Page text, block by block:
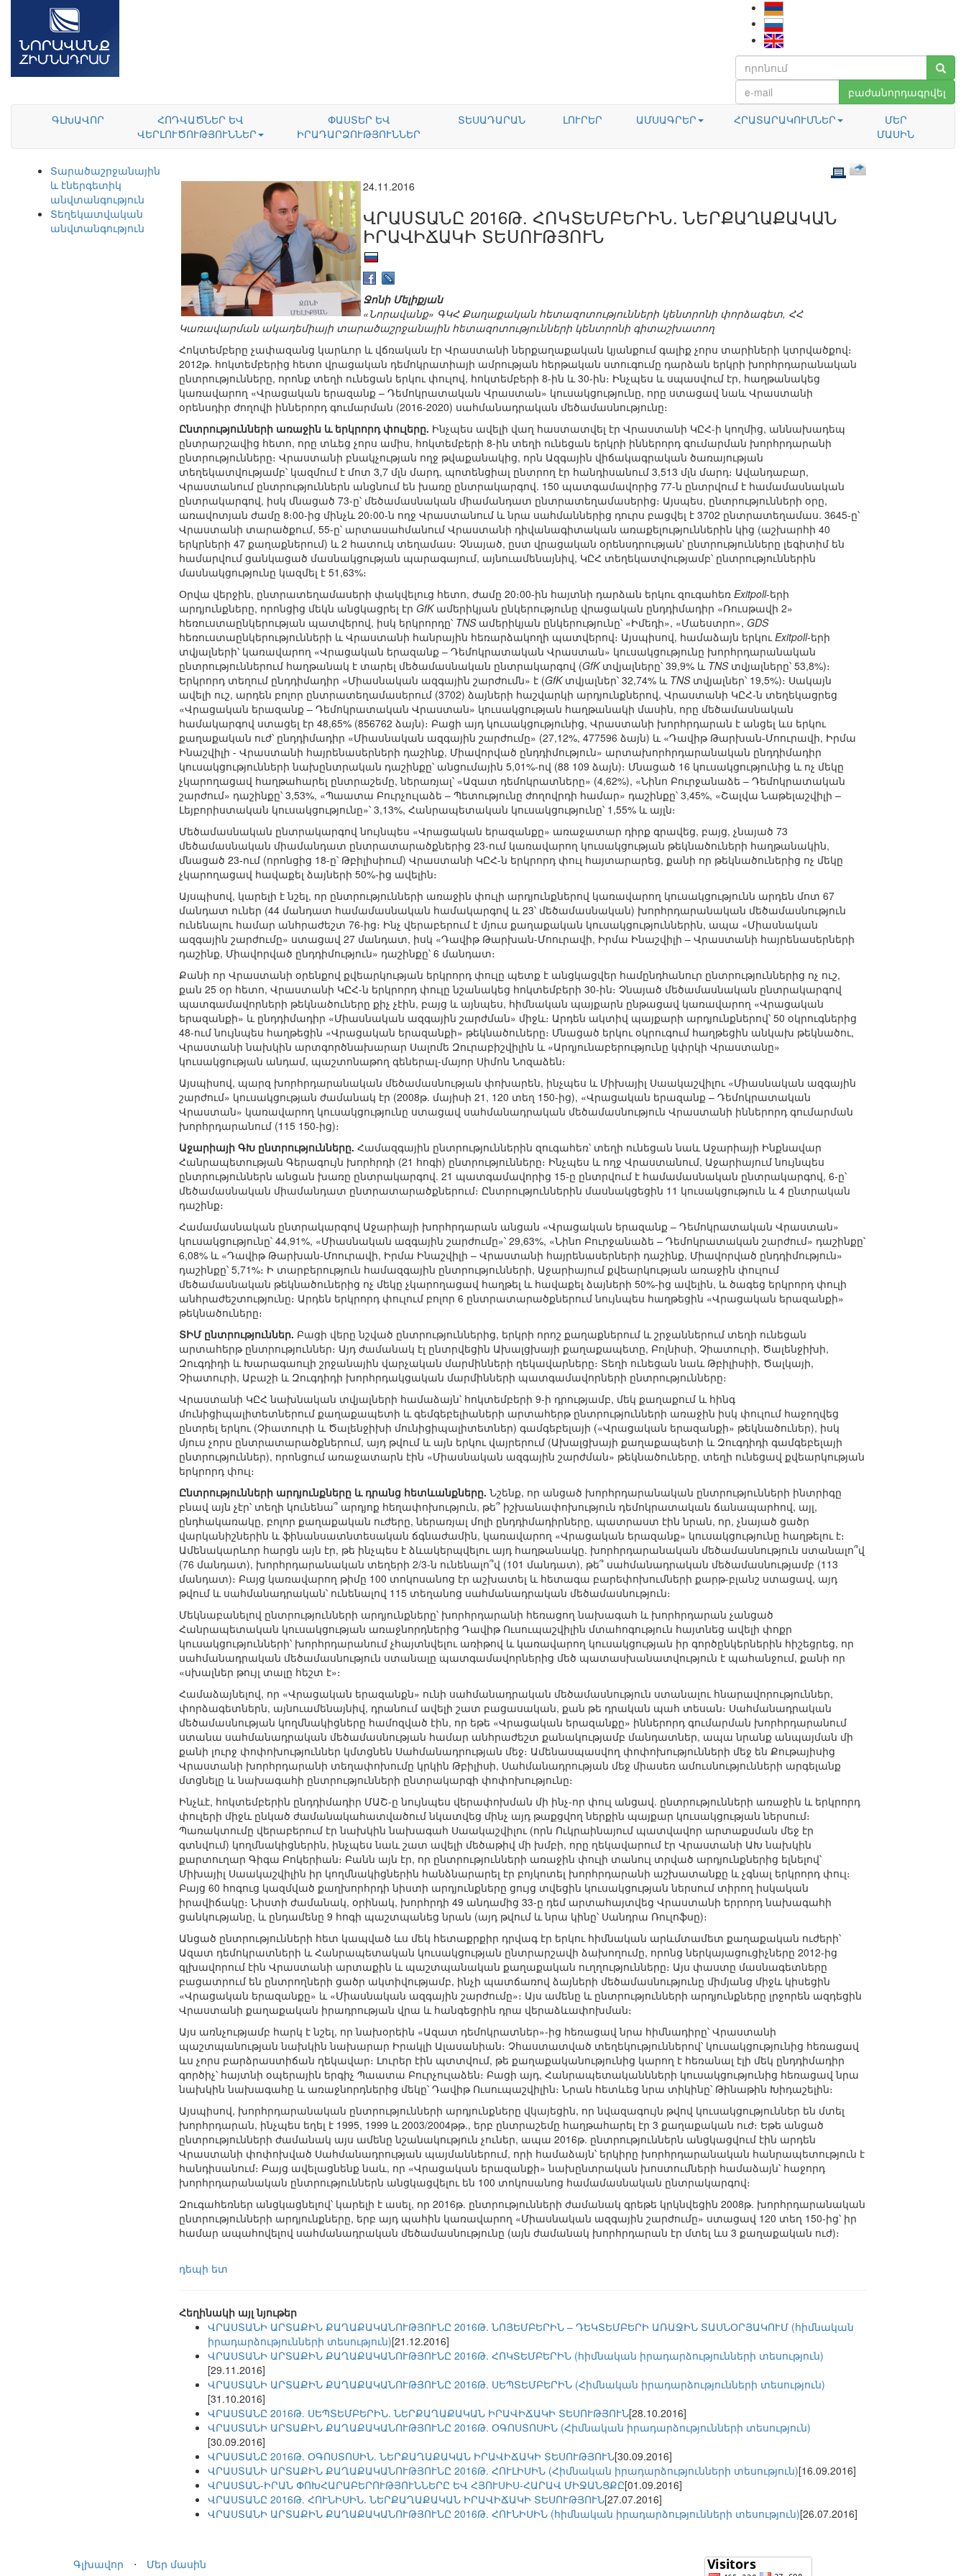
բաժանորդագրվել
ԳԼԽԱՎՈՐ
ՀՈԴՎԱԾՆԵՐ ԵՎ
ՎԵՐԼՈՒԾՈՒԹՅՈՒՆՆԵՐ
ՓԱՍՏԵՐ ԵՎ
ԻՐԱԴԱՐՁՈՒԹՅՈՒՆՆԵՐ
ՏԵՍԱԴԱՐԱՆ ԼՈՒՐԵՐ ԱՄՍԱԳՐԵՐ ՀՐԱՏԱՐԱԿՈՒՄՆԵՐ
ՄԵՐ
ՄԱՍԻՆ
Տարածաշրջանային
և էներգետիկ
անվտանգություն
Տեղեկատվական
անվտանգություն
24.11.2016
ՎՐԱՍՏԱՆԸ 2016Թ. ՀՈԿՏԵՄԲԵՐԻՆ. ՆԵՐՔԱՂԱՔԱԿԱՆ
ԻՐԱՎԻՃԱԿԻ ՏԵՍՈՒԹՅՈՒՆ
Ջոնի Մելիքյան
«Նորավանք» ԳԿՀ Քաղաքական հետազոտությունների կենտրոնի փորձագետ, ՀՀ
Կառավարման ակադեմիայի տարածաշրջանային հետազոտությունների կենտրոնի գիտաշխատող
Հոկտեմբերը չափազանց կարևոր և վճռական էր Վրաստանի ներքաղաքական կյանքում գալիք չորս տարիների կտրվածքով։
2012թ. հոկտեմբերից հետո վրացական դեմոկրատիայի ամրության հերթական ստուգումը դարձան երկրի խորհրդարանական
ընտրությունները, որոնք տեղի ունեցան երկու փուլով, հոկտեմբերի 8-ին և 30-ին։ Ինչպես և սպասվում էր, հաղթանակեց
կառավարող «Վրացական երազանք – Դեմոկրատական Վրաստան» կուսակցությունը, որը ստացավ նաև Վրաստանի
օրենսդիր ժողովի իններորդ գումարման (2016-2020) սահմանադրական մեծամասնությունը։
Ընտրությունների առաջին և երկրորդ փուլերը. Ինչպես ավելի վաղ հաստատվել էր Վրաստանի ԿԸՀ-ի կողմից, աննախադեպ
ընտրարշավից հետո, որը տևեց չորս ամիս, հոկտեմբերի 8-ին տեղի ունեցան երկրի իններորդ գումարման խորհրդարանի
ընտրությունները։ Վրաստանի բնակչության ողջ թվաքանակից, որն Ազգային վիճակագրական ծառայության
տեղեկատվությամբ՝ կազմում է մոտ 3,7 մլն մարդ, պոտենցիալ ընտրող էր հանդիսանում 3,513 մլն մարդ։ Ավանդաբար,
Վրաստանում ընտրություններն անցնում են խառը ընտրակարգով. 150 պատգամավորից 77-ն ընտրվում է համամասնական
ընտրակարգով, իսկ մնացած 73-ը՝ մեծամասնական միամանդատ ընտրատեղամասերից։ Այսպես, ընտրությունների օրը,
առավոտյան ժամը 8։00-ից մինչև 20։00-ն ողջ Վրաստանում և նրա սահմաններից դուրս բացվել է 3702 ընտրատեղամաս. 3645-ը՝
Վրաստանի տարածքում, 55-ը՝ արտասահմանում Վրաստանի դիվանագիտական առաքելություններին կից (աշխարհի 40
երկրների 47 քաղաքներում) և 2 հատուկ տեղամաս։ Չնայած, ըստ վրացական օրենսդրության՝ ընտրությունները լեգիտիմ են
համարվում ցանկացած մասնակցության պարագայում, այնուամենայնիվ, ԿԸՀ տեղեկատվությամբ՝ ընտրություններին
մասնակցությունը կազմել է 51,63%։
Օրվա վերջին, ընտրատեղամասերի փակվելուց հետո, ժամը 20։00-ին հայտնի դարձան երկու զուգահեռ Exitpoll-երի
արդյունքները, որոնցից մեկն անցկացրել էր GfKամերիկյան ընկերությունը վրացական ընդդիմադիր «Ռուսթավի 2»
հեռուստաընկերության պատվերով, իսկ երկրորդը՝ TNSամերիկյան ընկերությունը՝ «Իմեդի», «Մաեստրո», GDS
հեռուստաընկերությունների և Վրաստանի հանրային հեռարձակողի պատվերով։ Այսպիսով, համաձայն երկուExitpoll-երի
տվյալների՝ կառավարող «Վրացական երազանք – Դեմոկրատական Վրաստան» կուսակցությունը խորհրդարանական
ընտրություններում հաղթանակ է տարել մեծամասնական ընտրակարգով (GfKտվյալները՝ 39,9% և TNSտվյալները՝ 53,8%)։
Երկրորդ տեղում ընդդիմադիր «Միասնական ազգային շարժումն» է (GfKտվյալներ՝ 32,74% և TNSտվյալներ՝ 19,5%)։ Սակայն
ավելի ուշ, արդեն բոլոր ընտրատեղամասերում (3702) ձայների հաշվարկի արդյունքներով, Վրաստանի ԿԸՀ-ն տեղեկացրեց
«Վրացական երազանք – Դեմոկրատական Վրաստան» կուսակցության հաղթանակի մասին, որը մեծամասնական
համակարգով ստացել էր 48,65% (856762 ձայն)։ Բացի այդ կուսակցությունից, Վրաստանի խորհրդարան է անցել ևս երկու
քաղաքական ուժ՝ ընդդիմադիր «Միասնական ազգային շարժումը» (27,12%, 477596 ձայն) և «Դավիթ Թարխան-Մոուրավի, Իրմա
Ինաշվիլի - Վրաստանի հայրենասերների դաշինք, Միավորված ընդդիմություն» արտախորհրդարանական ընդդիմադիր
կուսակցությունների նախընտրական դաշինքը՝ անցումային 5,01%-ով (88 109 ձայն)։ Մնացած 16 կուսակցությունից և ոչ մեկը
չկարողացավ հաղթահարել ընտրաշեմը, ներառյալ՝ «Ազատ դեմոկրատները» (4,62%), «Նինո Բուրջանաձե – Դեմոկրատական
շարժում» դաշինքը՝ 3,53%, «Պաատա Բուրչուլաձե – Պետությունը ժողովրդի համար» դաշինքը՝ 3,45%, «Շալվա Նաթելաշվիլի –
Լեյբորիստական կուսակցությունը»՝ 3,13%, Հանրապետական կուսակցությունը՝ 1,55% և այլն։
Մեծամասնական ընտրակարգով նույնպես «Վրացական երազանքը» առաջատար դիրք գրավեց, բայց, չնայած 73
մեծամասնական միամանդատ ընտրատարածքներից 23-ում կառավարող կուսակցության թեկնածուների հաղթանակին,
մնացած 23-ում (որոնցից 18-ը՝ Թբիլիսիում) Վրաստանի ԿԸՀ-ն երկրորդ փուլ հայտարարեց, քանի որ թեկնածուներից ոչ մեկը
չկարողացավ հավաքել ձայների 50%-ից ավելին։
Այսպիսով, կարելի է նշել, որ ընտրությունների առաջին փուլի արդյունքներով կառավարող կուսակցությունն արդեն մոտ 67
մանդատ ուներ (44 մանդատ համամասնական համակարգով և 23՝ մեծամասնական) խորհրդարանական մեծամասնություն
ունենալու համար անհրաժեշտ 76-ից։ Ինչ վերաբերում է մյուս քաղաքական կուսակցություններին, ապա «Միասնական
ազգային շարժումը» ստացավ 27 մանդատ, իսկ «Դավիթ Թարխան-Մոուրավի, Իրմա Ինաշվիլի – Վրաստանի հայրենասերների
դաշինք, Միավորված ընդդիմություն» դաշինքը՝ 6 մանդատ։
Քանի որ Վրաստանի օրենքով քվեարկության երկրորդ փուլը պետք է անցկացվեր համընդհանուր ընտրություններից ոչ ուշ,
քան 25 օր հետո, Վրաստանի ԿԸՀ-ն երկրորդ փուլը նշանակեց հոկտեմբերի 30-ին։ Չնայած մեծամասնական ընտրակարգով
պատգամավորների թեկնածուները քիչ չէին, բայց և այնպես, հիմնական պայքարն ընթացավ կառավարող «Վրացական
երազանքի» և ընդդիմադիր «Միասնական ազգային շարժման» միջև։ Արդեն ակտիվ պայքարի արդյունքներով՝ 50 օկրուգներից
48-ում նույնպես հաղթեցին «Վրացական երազանքի» թեկնածուները։ Մնացած երկու օկրուգում հաղթեցին անկախ թեկնածու,
Վրաստանի նախկին արտգործնախարար Սալոմե Զուրաբիշվիլին և «Արդյունաբերությունը կփրկի Վրաստանը»
կուսակցության անդամ, պաշտոնաթող գեներալ-մայոր Սիմոն Նոզաձեն։
Այսպիսով, պարզ խորհրդարանական մեծամասնության փոխարեն, ինչպես և Միխայիլ Սաակաշվիլու «Միասնական ազգային
շարժում» կուսակցության ժամանակ էր (2008թ. մայիսի 21, 120 տեղ 150-ից), «Վրացական երազանք – Դեմոկրատական
Վրաստան» կառավարող կուսակցությունը ստացավ սահմանադրական մեծամասնություն Վրաստանի իններորդ գումարման
խորհրդարանում (115 150-ից)։
Աջարիայի ԳԽ ընտրությունները. Համազգային ընտրություններին զուգահեռ՝ տեղի ունեցան նաև Աջարիայի Ինքնավար
Հանրապետության Գերագույն խորհրդի (21 հոգի) ընտրությունները։ Ինչպես և ողջ Վրաստանում, Աջարիայում նույնպես
ընտրություններն անցան խառը ընտրակարգով. 21 պատգամավորից 15-ը ընտրվում է համամասնական ընտրակարգով, 6-ը՝
մեծամասնական միամանդատ ընտրատարածքներում։ Ընտրություններին մասնակցեցին 11 կուսակցություն և 4 ընտրական
դաշինք։
Համամասնական ընտրակարգով Աջարիայի խորհրդարան անցան «Վրացական երազանք – Դեմոկրատական Վրաստան»
կուսակցությունը՝ 44,91%, «Միասնական ազգային շարժումը»՝ 29,63%, «Նինո Բուրջանաձե – Դեմոկրատական շարժում» դաշինքը՝
6,08% և «Դավիթ Թարխան-Մոուրավի, Իրմա Ինաշվիլի – Վրաստանի հայրենասերների դաշինք, Միավորված ընդդիմություն»
դաշինքը՝ 5,71%։ Ի տարբերություն համազգային ընտրությունների, Աջարիայում քվեարկության առաջին փուլում
մեծամասնական թեկնածուներից ոչ մեկը չկարողացավ հաղթել և հավաքել ձայների 50%-ից ավելին, և ծագեց երկրորդ փուլի
անհրաժեշտությունը։ Արդեն երկրորդ փուլում բոլոր 6 ընտրատարածքներում նույնպես հաղթեցին «Վրացական երազանքի»
թեկնածուները։
ՏԻՄ ընտրություններ. Բացի վերը նշված ընտրություններից, երկրի որոշ քաղաքներում և շրջաններում տեղի ունեցան
արտահերթ ընտրություններ։ Այդ ժամանակ էլ ընտրվեցին Ախալցխայի քաղաքապետը, Բոլնիսի, Չիատուրի, Ծալենջիխի,
Զուգդիդի և Խարագաուլի շրջանային վարչական մարմինների ղեկավարները։ Տեղի ունեցան նաև Թբիլիսիի, Ծալկայի,
Չիատուրի, Աբաշի և Զուգդիդի խորհրդակցական մարմինների պատգամավորների ընտրությունները։
Վրաստանի ԿԸՀ նախնական տվյալների համաձայն՝ հոկտեմբերի 9-ի դրությամբ, մեկ քաղաքում և հինգ
մունիցիպալիտետներում քաղաքապետի և գեմգեբելիաների արտահերթ ընտրությունների առաջին իսկ փուլում հաջողվեց
ընտրել երկու (Չիատուրի և Ծալենջիխի մունիցիպալիտետներ) գամգեբելայի («Վրացական երազանքի» թեկնածուներ), իսկ
մյուս չորս ընտրատարածքներում, այդ թվում և այն երկու վայրերում (Ախալցխայի քաղաքապետի և Զուգդիդի գամգեբելայի
ընտրություններ), որոնցում առաջատարն էին «Միասնական ազգային շարժման» թեկնածուները, տեղի ունեցավ քվեարկության
երկրորդ փուլ։
Ընտրությունների արդյունքները և դրանց հետևանքները. Նշենք, որ անցած խորհրդարանական ընտրությունների ինտրիգը
բնավ այն չէր՝ տեղի կունենա՞ արդյոք հեղափոխություն, թե՞ իշխանափոխություն դեմոկրատական ճանապարհով, այլ,
ընդհակառակը, բոլոր քաղաքական ուժերը, ներառյալ մոլի ընդդիմադիրները, պատրաստ էին նրան, որ, չնայած ցածր
վարկանիշներին և ֆինանսատնտեսական ճգնաժամին, կառավարող «Վրացական երազանք» կուսակցությունը հաղթելու է։
Ամենակարևոր հարցն այն էր, թե ինչպես է ձևակերպվելու այդ հաղթանակը. խորհրդարանական մեծամասնություն ստանալո՞վ
(76 մանդատ), խորհրդարանական տեղերի 2/3-ն ունենալո՞վ (101 մանդատ), թե՞ սահմանադրական մեծամասնությամբ (113
մանդատ)։ Բայց կառավարող թիմը 100 տոկոսանոց էր աշխատել և հետագա բարեփոխումների քարթ-բլանշ ստացավ, այդ
թվում և սահմանադրական՝ ունենալով 115 տեղանոց սահմանադրական մեծամասնություն։
Մեկնաբանելով ընտրությունների արդյունքները՝ խորհրդարանի հեռացող նախագահ և խորհրդարան չանցած
Հանրապետական կուսակցության առաջնորդներից Դավիթ Ուսուպաշվիլին մտահոգություն հայտնեց ավելի փոքր
կուսակցությունների՝ խորհրդարանում չհայտնվելու առիթով և կառավարող կուսակցության իր գործընկերներին հիշեցրեց, որ
սահմանադրական մեծամասնություն ստանալը պատգամավորներից մեծ պատասխանատվություն է պահանջում, քանի որ
«սխալներ թույլ տալը հեշտ է»։
Համաձայնելով, որ «Վրացական երազանքն» ունի սահմանադրական մեծամասնություն ստանալու հնարավորություններ,
փորձագետներն, այնուամենայնիվ, դրանում ավելի շատ բացասական, քան թե դրական պահ տեսան։ Սահմանադրական
մեծամասնության կողմնակիցները համոզված էին, որ եթե «Վրացական երազանքը» իններորդ գումարման խորհրդարանում
ստանա սահմանադրական մեծամասնության համար անհրաժեշտ քանակությամբ մանդատներ, ապա նրանք անպայման մի
քանի լուրջ փոփոխություններ կմտցնեն Սահմանադրության մեջ։ Ամենասպասվող փոփոխությունների մեջ են Քութայիսից
Վրաստանի խորհրդարանի տեղափոխումը կրկին Թբիլիսի, Սահմանադրության մեջ միասեռ ամուսնությունների արգելանք
մտցնելը և նախագահի ընտրությունների ընտրակարգի փոփոխությունը։
Ինչևէ, հոկտեմբերին ընդդիմադիր ՄԱՇ-ը նույնպես վերափոխման մի ինչ-որ փուլ անցավ. ընտրությունների առաջին և երկրորդ
փուլերի միջև ընկած ժամանակահատվածում նկատվեց մինչ այդ թաքցվող ներքին պայքար կուսակցության ներսում։
Պառակտումը վերաբերում էր նախկին նախագահ Սաակաշվիլու (որն Ուկրաինայում պատվավոր արտաքսման մեջ էր
գտնվում) կողմնակիցներին, ինչպես նաև շատ ավելի մեծաթիվ մի խմբի, որը ղեկավարում էր Վրաստանի ԱԽ նախկին
քարտուղար Գիգա Բոկերիան։ Բանն այն էր, որ ընտրությունների առաջին փուլի տանուլ տրված արդյունքներից ելնելով՝
Միխայիլ Սաակաշվիլին իր կողմնակիցներին հանձնարարել էր բոյկոտել խորհրդարանի աշխատանքը և չգնալ երկրորդ փուլ։
Բայց 60 հոգուց կազմված քաղխորհրդի նիստի արդյունքները ցույց տվեցին կուսակցության ներսում տիրող իսկական
իրավիճակը։ Նիստի ժամանակ, օրինակ, խորհրդի 49 անդամից 33-ը դեմ արտահայտվեց Վրաստանի երրորդ նախագահի
ցանկությանը, և ընդամենը 9 հոգի պաշտպանեց նրան (այդ թվում և նրա կինը՝ Սանդրա Ռուլոֆսը)։
Անցած ընտրությունների հետ կապված ևս մեկ հետաքրքիր դրվագ էր երկու հիմնական արևմտամետ քաղաքական ուժերի՝
Ազատ դեմոկրատների և Հանրապետական կուսակցության ընտրարշավի ձախողումը, որոնց ներկայացուցիչները 2012-ից
գլխավորում էին Վրաստանի արտաքին և պաշտպանական քաղաքական ուղղությունները։ Այս փաստը մասնագետները
բացատրում են ընտրողների ցածր ակտիվությամբ, ինչի պատճառով ձայների մեծամասնությունը միմյանց միջև կիսեցին
«Վրացական երազանքը» և «Միասնական ազգային շարժումը»։ Այս ամենը և ընտրությունների արդյունքները լրջորեն ազդեցին
Վրաստանի քաղաքական իրադրության վրա և հանգեցրին դրա վերաձևափոխման։
Այս առնչությամբ հարկ է նշել, որ նախօրեին «Ազատ դեմոկրատներ»-ից հեռացավ նրա հիմնադիրը՝ Վրաստանի
պաշտպանության նախկին նախարար Իրակլի Ալասանիան։ Չհաստատված տեղեկություններով՝ կուսակցությունից հեռացավ
ևս չորս բարձրաստիճան ղեկավար։ Լուրեր էին պտտվում, թե քաղաքականությունից կարող է հեռանալ էլի մեկ ընդդիմադիր
գործիչ՝ հայտնի օպերային երգիչ Պաատա Բուրչուլաձեն։ Բացի այդ, Հանրապետականնների կուսակցությունից հեռացավ նրա
նախկին նախագահը և առաջնորդներից մեկը՝ Դավիթ Ուսուպաշվիլին։ Նրան հետևեց նրա տիկինը՝ Թինաթին Խիդաշելին։
Այսպիսով, խորհրդարանական ընտրությունների արդյունքները վկայեցին, որ նվազագույն թվով կուսակցություններ են մտել
խորհրդարան, ինչպես եղել է 1995, 1999 և 2003/2004թթ., երբ ընտրաշեմը հաղթահարել էր 3 քաղաքական ուժ։ Եթե անցած
ընտրությունների ժամանակ այս ամենը նշանակություն չուներ, ապա 2016թ. ընտրություններն անցկացվում էին արդեն
Վրաստանի փոփոխված Սահմանադրության պայմաններում, որի համաձայն՝ երկիրը խորհրդարանական հանրապետություն է
հանդիսանում։ Բայց ավելացնենք նաև, որ «Վրացական երազանքի» նախընտրական խոստումների համաձայն՝ հաջորդ
խորհրդարանական ընտրություններն անցկացվելու են 100 տոկոսանոց համամասնական ընտրակարգով։
Զուգահեռներ անցկացնելով՝ կարելի է ասել, որ 2016թ. ընտրությունների ժամանակ գրեթե կրկնվեցին 2008թ. խորհրդարանական
ընտրությունների արդյունքները, երբ այդ պահին կառավարող «Միասնական ազգային շարժումը» ստացավ 120 տեղ 150-ից՝ իր
համար ապահովելով սահմանադրական մեծամասնությունը (այն ժամանակ խորհրդարան էր մտել ևս 3 քաղաքական ուժ)։
դեպի ետ
Հեղինակի այլ նյութեր
ՎՐԱՍՏԱՆԻ ԱՐՏԱՔԻՆ ՔԱՂԱՔԱԿԱՆՈՒԹՅՈՒՆԸ 2016Թ. ՆՈՅԵՄԲԵՐԻՆ – ԴԵԿՏԵՄԲԵՐԻ ԱՌԱՋԻՆ ՏԱՍՆՕՐՅԱԿՈՒՄ (հիմնական
իրադարձությունների տեսություն)[21.12.2016]
ՎՐԱՍՏԱՆԻ ԱՐՏԱՔԻՆ ՔԱՂԱՔԱԿԱՆՈՒԹՅՈՒՆԸ 2016Թ. ՀՈԿՏԵՄԲԵՐԻՆ (հիմնական իրադարձությունների տեսություն)
[29.11.2016]
ՎՐԱՍՏԱՆԻ ԱՐՏԱՔԻՆ ՔԱՂԱՔԱԿԱՆՈՒԹՅՈՒՆԸ 2016Թ. ՍԵՊՏԵՄԲԵՐԻՆ (Հիմնական իրադարձությունների տեսություն)
[31.10.2016]
ՎՐԱՍՏԱՆԸ 2016Թ. ՍԵՊՏԵՄԲԵՐԻՆ. ՆԵՐՔԱՂԱՔԱԿԱՆ ԻՐԱՎԻՃԱԿԻ ՏԵՍՈՒԹՅՈՒՆ[28.10.2016]
ՎՐԱՍՏԱՆԻ ԱՐՏԱՔԻՆ ՔԱՂԱՔԱԿԱՆՈՒԹՅՈՒՆԸ 2016Թ. ՕԳՈՍՏՈՍԻՆ (Հիմնական իրադարձությունների տեսություն)
[30.09.2016]
ՎՐԱՍՏԱՆԸ 2016Թ. ՕԳՈՍՏՈՍԻՆ. ՆԵՐՔԱՂԱՔԱԿԱՆ ԻՐԱՎԻՃԱԿԻ ՏԵՍՈՒԹՅՈՒՆ[30.09.2016]
ՎՐԱՍՏԱՆԻ ԱՐՏԱՔԻՆ ՔԱՂԱՔԱԿԱՆՈՒԹՅՈՒՆԸ 2016Թ. ՀՈՒԼԻՍԻՆ (Հիմնական իրադարձությունների տեսություն)[16.09.2016]
ՎՐԱՍՏԱՆ-ԻՐԱՆ ՓՈԽՀԱՐԱԲԵՐՈՒԹՅՈՒՆՆԵՐԸ ԵՎ ՀՅՈՒՍԻՍ-ՀԱՐԱՎ ՄԻՋԱՆՑՔԸ[01.09.2016]
ՎՐԱՍՏԱՆԸ 2016Թ. ՀՈՒՆԻՍԻՆ. ՆԵՐՔԱՂԱՔԱԿԱՆ ԻՐԱՎԻՃԱԿԻ ՏԵՍՈՒԹՅՈՒՆ[27.07.2016]
ՎՐԱՍՏԱՆԻ ԱՐՏԱՔԻՆ ՔԱՂԱՔԱԿԱՆՈՒԹՅՈՒՆԸ 2016Թ. ՀՈՒՆԻՍԻՆ (հիմնական իրադարձությունների տեսություն)[26.07.2016]
Գլխավոր ⋅ Մեր մասին